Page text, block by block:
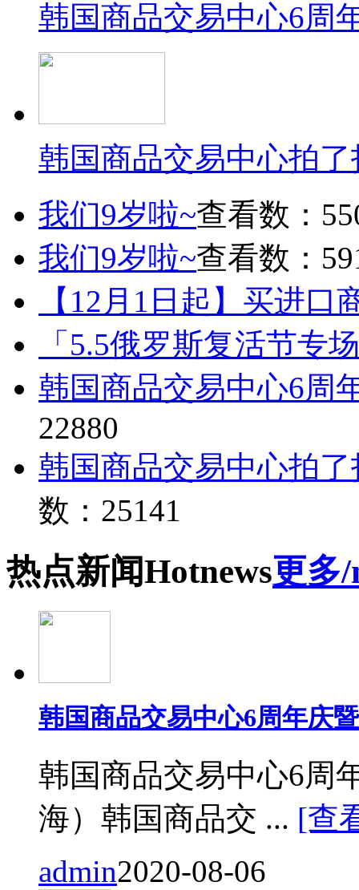
韩国商品交易中心6周
韩国商品交易中心拍
我们9岁啦~查看数：
我们9岁啦~查看数：
【12月1日起】买进口
「5.5俄罗斯复活节专
韩国商品交易中心6周
22880
韩国商品交易中心拍
数：25141
热点新闻Hotnews更多
韩国商品交易中心6周年庆
韩国商品交易中心6周
海）韩国商品交 ... [查
admin2020-08-06